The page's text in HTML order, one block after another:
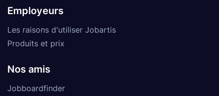
Employeurs
Les raisons d'utiliser Jobartis
Produits et prix
Nos amis
Jobboardfinder